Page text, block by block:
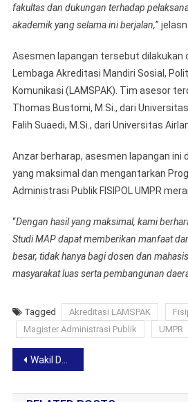
fakultas dan dukungan terhadap
akademik yang selama ini berjalan,”
Asesmen lapangan tersebut dilakukan
Lembaga Akreditasi Mandiri Sosial,
Komunikasi (LAMSPAK). Tim asesor
Thomas Bustomi, M.Si., dari
Falih Suaedi, M.Si., dari Universitas
Anzar berharap, asesmen lapangan ini
yang maksimal dan mengantarkan
Administrasi Publik FISIPOL UMPR
“Dengan hasil yang maksimal, kami
Studi MAP dapat memberikan manfaat
besar, tidak hanya bagi dosen dan
masyarakat luas serta pembangunan
Tagged Akreditasi LAMSPAK
Magister Administrasi Publik
UMPR
Post
navigation
Wakil Dekan FISIPOL UMPR Apresiasi Kunjungan Menteri P2MI dan Gagasan Migran Center